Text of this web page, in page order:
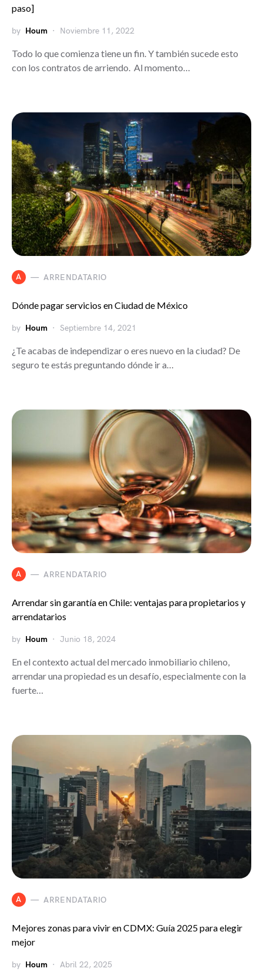
paso]
by Houm Noviembre 11, 2022
Todo lo que comienza tiene un fin. Y también sucede esto
con los contratos de arriendo. Al momento…
A ARRENDATARIO
Dónde pagar servicios en Ciudad de México
by Houm Septiembre 14, 2021
¿Te acabas de independizar o eres nuevo en la ciudad? De
seguro te estás preguntando dónde ir a…
A ARRENDATARIO
Arrendar sin garantía en Chile: ventajas para propietarios y
arrendatarios
by Houm Junio 18, 2024
En el contexto actual del mercado inmobiliario chileno,
arrendar una propiedad es un desafío, especialmente con la
fuerte…
A ARRENDATARIO
Mejores zonas para vivir en CDMX: Guía 2025 para elegir
mejor
by Houm Abril 22, 2025